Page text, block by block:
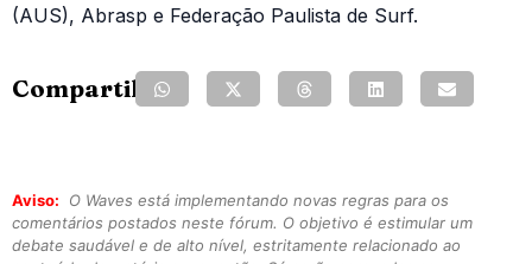
(AUS), Abrasp e Federação Paulista de Surf.
Compartilhe:
Aviso:
O Waves está implementando novas regras para os
comentários postados neste fórum. O objetivo é estimular um
debate saudável e de alto nível, estritamente relacionado ao